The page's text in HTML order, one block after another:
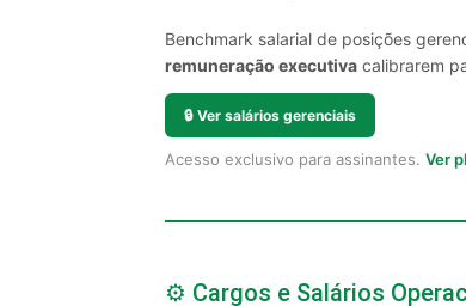
Benchmark salarial de posições
remuneração executiva calibrarem
🔒 Ver salários gerenciais
Acesso exclusivo para assinantes. Ver
⚙️ Cargos e Salários